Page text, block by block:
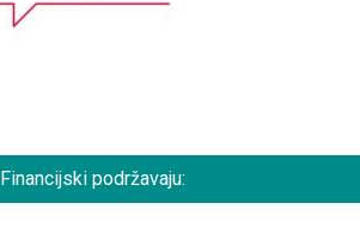
Financijski podržavaju: